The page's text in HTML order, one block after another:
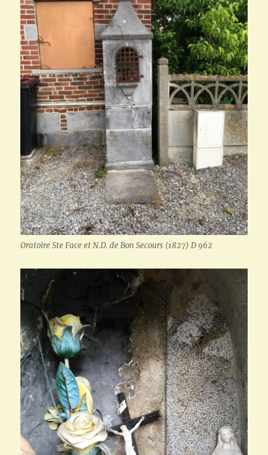
Oratoire Ste Face et N.D. de Bon Secours (1827) D 962